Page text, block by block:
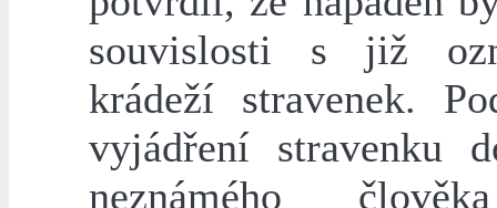
souvislosti s již
krádeží stravenek.
vyjádření stravenku
neznámého